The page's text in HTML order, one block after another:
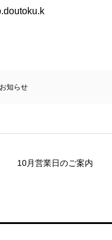
お知らせ
10月営業日のご案内